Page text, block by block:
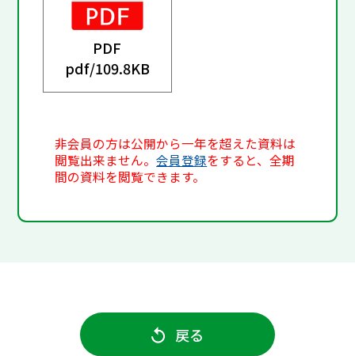
PDF
pdf/109.8KB
非会員の方は公開から一年を超えた資料は
閲覧出来ません。会員登録をすると、全期
間の資料を閲覧できます。
戻る